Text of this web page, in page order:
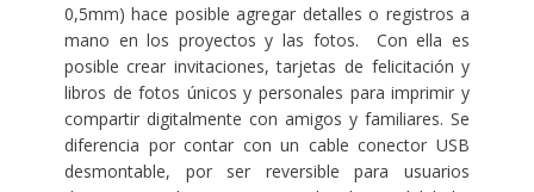
0,5mm) hace posible agregar detalles o registros a
mano en los proyectos y las fotos. Con ella es
posible crear invitaciones, tarjetas de felicitación y
libros de fotos únicos y personales para imprimir y
compartir digitalmente con amigos y familiares. Se
diferencia por contar con un cable conector USB
desmontable, por ser reversible para usuarios